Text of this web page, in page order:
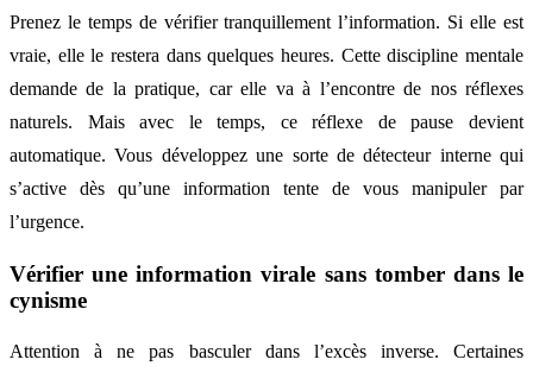
Prenez le temps de vérifier tranquillement l’information. Si elle est
vraie, elle le restera dans quelques heures. Cette discipline mentale
demande de la pratique, car elle va à l’encontre de nos réflexes
naturels. Mais avec le temps, ce réflexe de pause devient
automatique. Vous développez une sorte de détecteur interne qui
s’active dès qu’une information tente de vous manipuler par
l’urgence.
Vérifier une information virale sans tomber dans le
cynisme
Attention à ne pas basculer dans l’excès inverse. Certaines